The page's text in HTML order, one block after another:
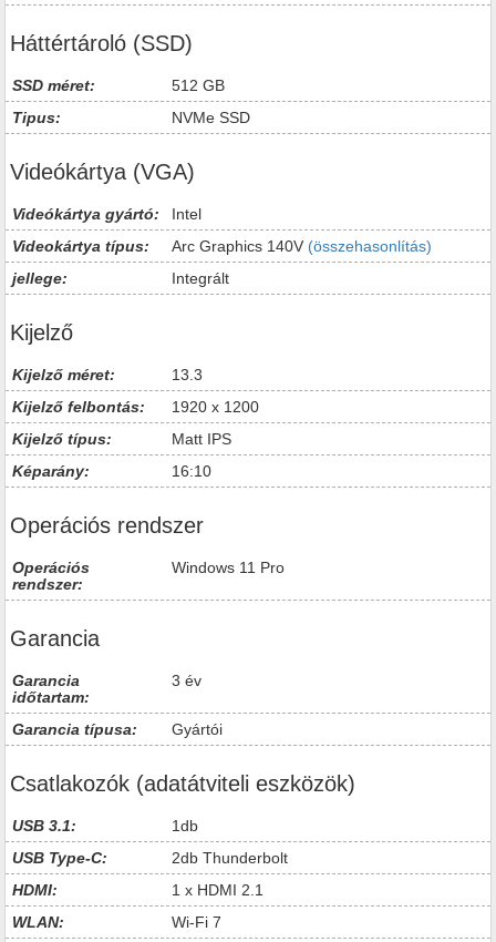
Háttértároló (SSD)
SSD méret:
512 GB
Tipus:
NVMe SSD
Videókártya (VGA)
Videókártya gyártó:
Intel
Videokártya típus:
Arc Graphics 140V (összehasonlítás)
jellege:
Integrált
Kijelző
Kijelző méret:
13.3
Kijelző felbontás:
1920 x 1200
Kijelző típus:
Matt IPS
Képarány:
16:10
Operációs rendszer
Operációs
rendszer:
Windows 11 Pro
Garancia
Garancia
időtartam:
3 év
Garancia típusa: Gyártói
Csatlakozók (adatátviteli eszközök)
USB 3.1:
1db
USB Type-C:
2db Thunderbolt
HDMI:
1 x HDMI 2.1
WLAN:
Wi-Fi 7